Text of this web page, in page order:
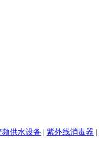
频供水设备 | 紫外线消毒器 |